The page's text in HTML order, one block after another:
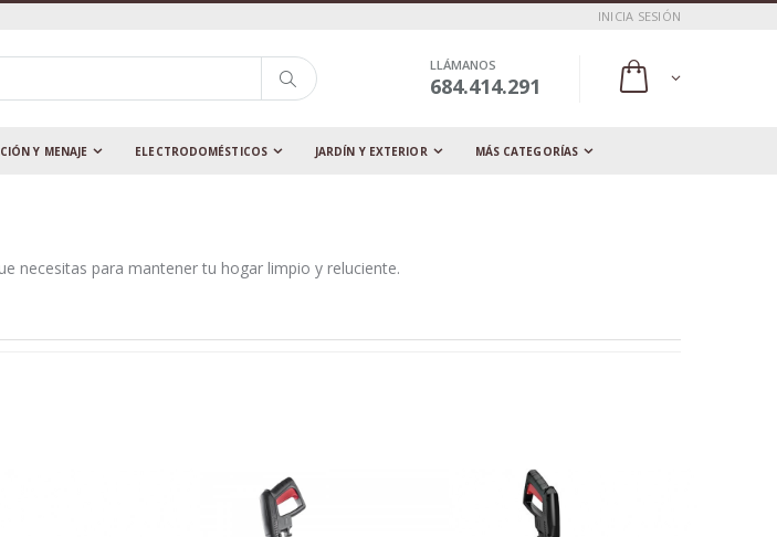
INICIA SESIÓN
LLÁMANOS
684.414.291
Y MENAJE ELECTRODOMÉSTICOS JARDÍN Y EXTERIOR MÁS CATEGORÍAS
necesitas para mantener tu hogar limpio y reluciente.